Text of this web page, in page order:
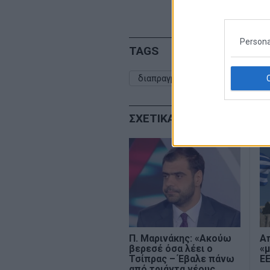
TAGS
διαπραγματευση
ΣΧΕΤΙΚΑ ΑΡΘΡΑ
Π. Μαρινάκης: «Ακούω
βερεσέ όσα λέει ο
Τσίπρας – Έβαλε πάνω